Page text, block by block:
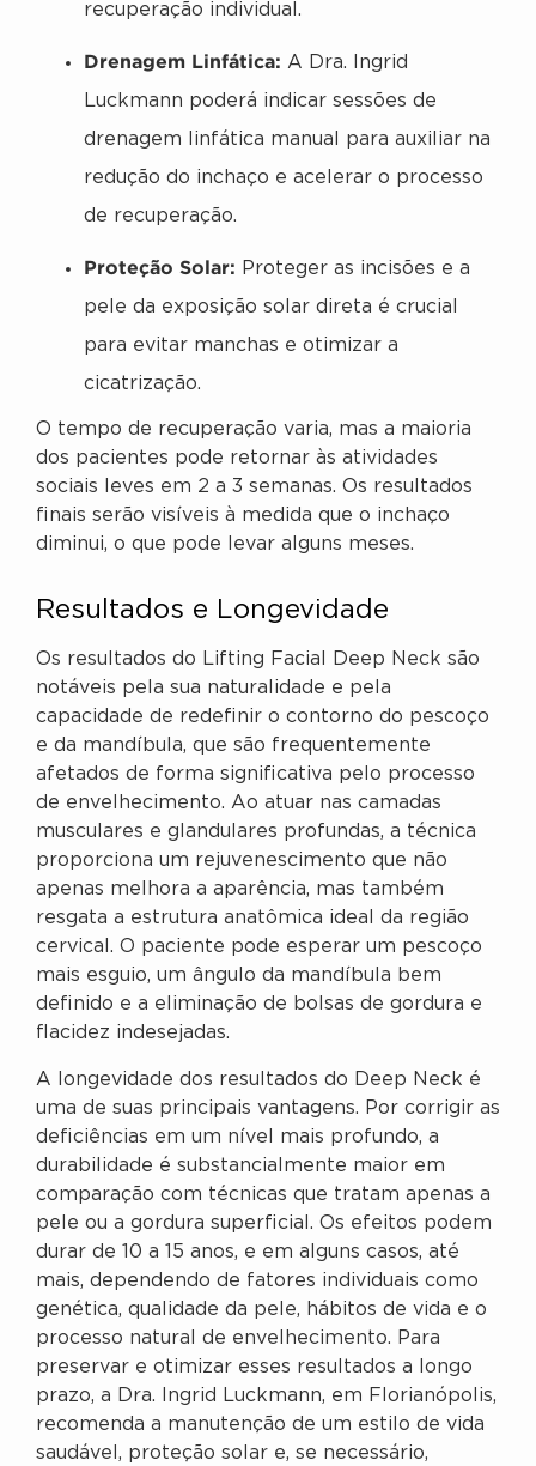
recuperação individual.
Drenagem Linfática: A Dra. Ingrid
Luckmann poderá indicar sessões de
drenagem linfática manual para auxiliar na
redução do inchaço e acelerar o processo
de recuperação.
Proteção Solar: Proteger as incisões e a
pele da exposição solar direta é crucial
para evitar manchas e otimizar a
cicatrização.
O tempo de recuperação varia, mas a maioria
dos pacientes pode retornar às atividades
sociais leves em 2 a 3 semanas. Os resultados
finais serão visíveis à medida que o inchaço
diminui, o que pode levar alguns meses.
Resultados e Longevidade
Os resultados do Lifting Facial Deep Neck são
notáveis pela sua naturalidade e pela
capacidade de redefinir o contorno do pescoço
e da mandíbula, que são frequentemente
afetados de forma significativa pelo processo
de envelhecimento. Ao atuar nas camadas
musculares e glandulares profundas, a técnica
proporciona um rejuvenescimento que não
apenas melhora a aparência, mas também
resgata a estrutura anatômica ideal da região
cervical. O paciente pode esperar um pescoço
mais esguio, um ângulo da mandíbula bem
definido e a eliminação de bolsas de gordura e
flacidez indesejadas.
A longevidade dos resultados do Deep Neck é
uma de suas principais vantagens. Por corrigir as
deficiências em um nível mais profundo, a
durabilidade é substancialmente maior em
comparação com técnicas que tratam apenas a
pele ou a gordura superficial. Os efeitos podem
durar de 10 a 15 anos, e em alguns casos, até
mais, dependendo de fatores individuais como
genética, qualidade da pele, hábitos de vida e o
processo natural de envelhecimento. Para
preservar e otimizar esses resultados a longo
prazo, a Dra. Ingrid Luckmann, em Florianópolis,
recomenda a manutenção de um estilo de vida
saudável, proteção solar e, se necessário,